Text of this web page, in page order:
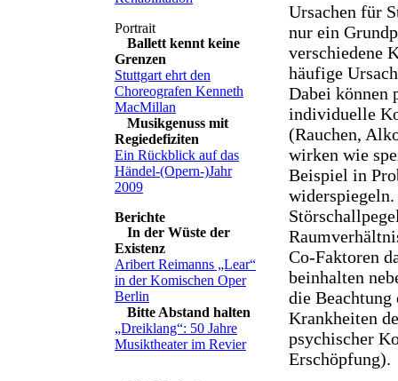
Ballett kennt keine
Grenzen
Stuttgart ehrt den
Choreografen Kenneth
MacMillan
Musikgenuss mit
Regiedefiziten
Ein Rückblick auf das
Händel-(Opern-)Jahr
2009
In der Wüste der
Existenz
Aribert Reimanns „Lear“
in der Komischen Oper
Berlin
Bitte Abstand halten
„Dreiklang“: 50 Jahre
Musiktheater im Revier
Ursachen für
nur ein
verschiedene
häufige
Dabei können
individuelle
(Rauchen,
wirken wie
Beispiel in
Co-Faktoren
beinhalten
die Beachtung
Krankheiten
psychischer
Erschöpfung).